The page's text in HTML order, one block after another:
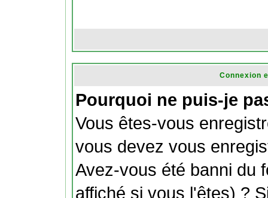
Connexion
Pourquoi ne puis-je
Vous êtes-vous
vous devez vous
Avez-vous été banni du
affiché si vous l'êtes) ?